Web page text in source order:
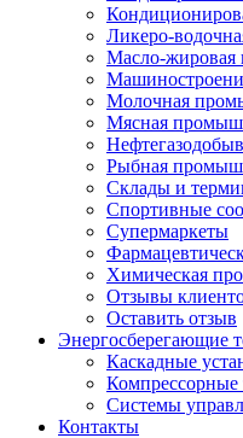
Ликеро-
Масло-жировая
Молочная
Мясная
Рыбная
Склады и
Спортивные
Супермаркеты
Химическая
Отзывы
Оставить отзыв
Энергосберегающие
Каскадные
Компрессорные
Системы
Контакты